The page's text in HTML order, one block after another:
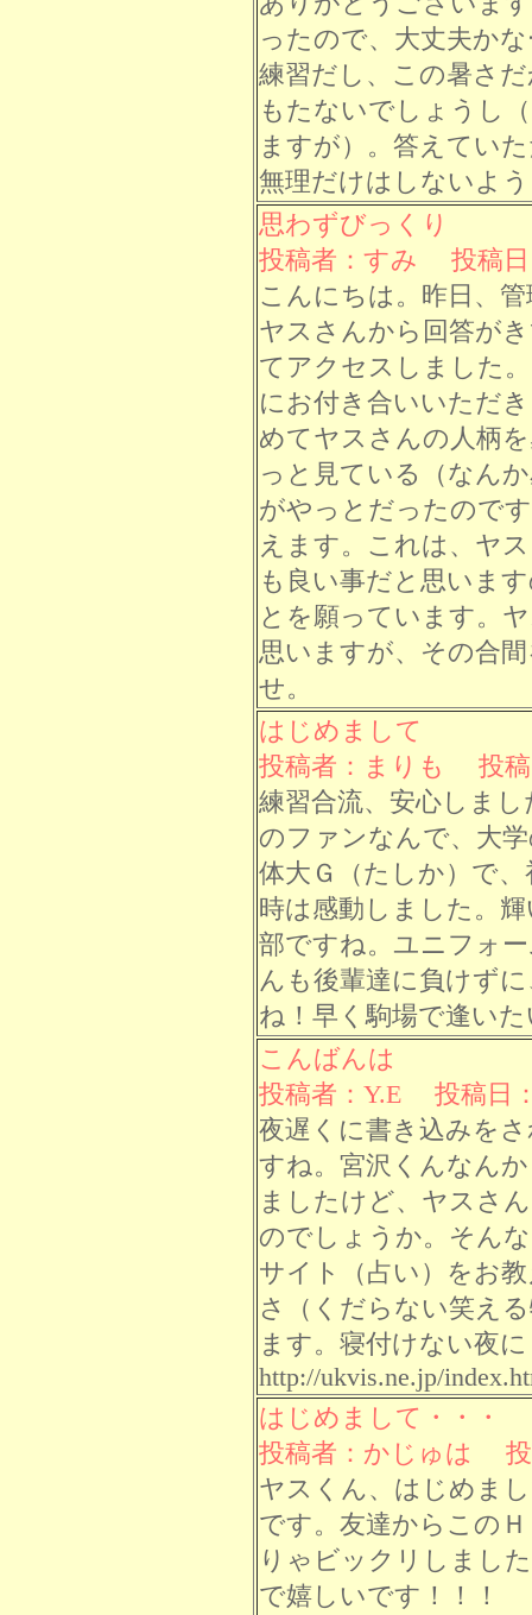
ったので、大丈夫か
練習だし、この暑さ
もたないでしょうし
ますが）。答えてい
無理だけはしないよ
思わずびっくり
投稿者：すみ 投稿日
こんにちは。昨日、
ヤスさんから回答が
てアクセスしました
にお付き合いいただ
めてヤスさんの人柄
っと見ている（なん
がやっとだったので
えます。これは、ヤ
も良い事だと思いま
とを願っています。
思いますが、その合
せ。
はじめまして
投稿者：まりも 投稿
練習合流、安心しま
のファンなんで、大
体大Ｇ（たしか）で
時は感動しました。
部ですね。ユニフォ
んも後輩達に負けず
ね！早く駒場で逢い
こんばんは
投稿者：Y.E 投稿日
夜遅くに書き込みを
すね。宮沢くんなん
ましたけど、ヤスさ
のでしょうか。そん
サイト（占い）をお
さ（くだらない笑え
ます。寝付けない夜
http://ukvis.ne.jp/
はじめまして・・・
投稿者：かじゅは 投
ヤスくん、はじめま
です。友達からこの
りゃビックリしまし
で嬉しいです！！！